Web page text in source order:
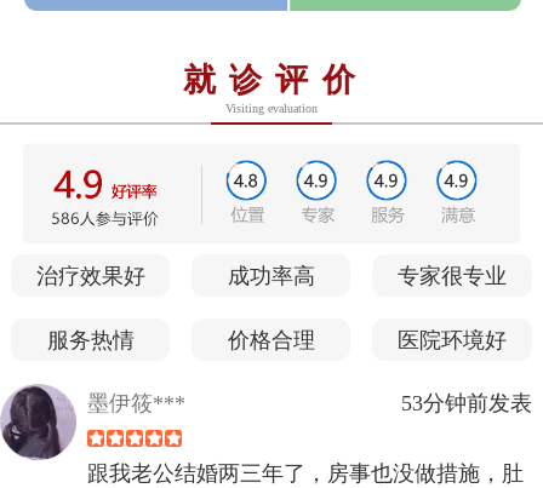
就诊评价
Visiting evaluation
治疗效果好 成功率高 专家很专业
服务热情 价格合理 医院环境好
墨伊筱*** 53分钟前发表
跟我老公结婚两三年了，房事也没做措施，肚